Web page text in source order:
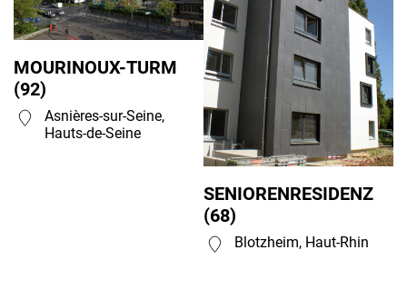
MOURINOUX-TURM
(92)
Asnières-sur-Seine,
Hauts-de-Seine
SENIORENRESIDENZ
(68)
Blotzheim, Haut-Rhin